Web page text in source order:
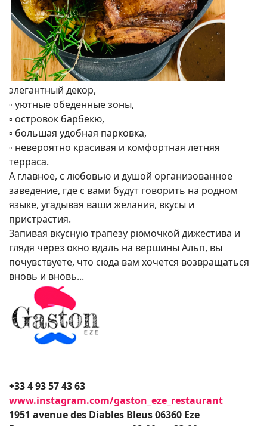
элегантный декор,
▫️ уютные обеденные зоны,
▫️ островок барбекю,
▫️ большая удобная парковка,
▫️ невероятно красивая и комфортная летняя
терраса.
А главное, с любовью и душой организованное
заведение, где с вами будут говорить на родном
языке, угадывая ваши желания, вкусы и
пристрастия.
Запивая вкусную трапезу рюмочкой дижестива и
глядя через окно вдаль на вершины Альп, вы
почувствуете, что сюда вам хочется возвращаться
вновь и вновь...
+33 4 93 57 43 63
www.instagram.com/gaston_eze_restaurant
1951 avenue des Diables Bleus 06360 Eze